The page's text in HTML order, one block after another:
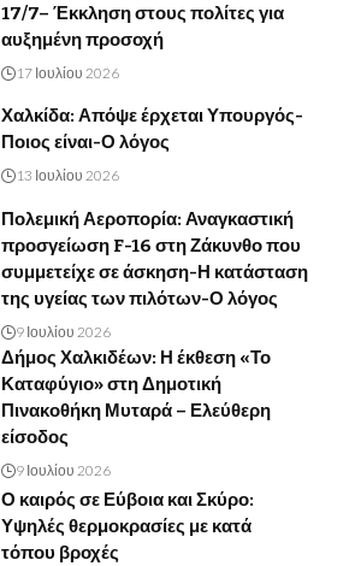
17/7– Έκκληση στους πολίτες για
αυξημένη προσοχή
17 Ιουλίου 2026
Χαλκίδα: Απόψε έρχεται Υπουργός-
Ποιος είναι-Ο λόγος
13 Ιουλίου 2026
Πολεμική Αεροπορία: Αναγκαστική
προσγείωση F-16 στη Ζάκυνθο που
συμμετείχε σε άσκηση-Η κατάσταση
της υγείας των πιλότων-Ο λόγος
9 Ιουλίου 2026
Δήμος Χαλκιδέων: Η έκθεση «Το
Καταφύγιο» στη Δημοτική
Πινακοθήκη Μυταρά – Ελεύθερη
είσοδος
9 Ιουλίου 2026
Ο καιρός σε Εύβοια και Σκύρο:
Υψηλές θερμοκρασίες με κατά
τόπου βροχές